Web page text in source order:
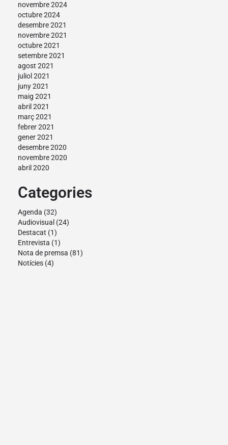
novembre 2024
octubre 2024
desembre 2021
novembre 2021
octubre 2021
setembre 2021
agost 2021
juliol 2021
juny 2021
maig 2021
abril 2021
març 2021
febrer 2021
gener 2021
desembre 2020
novembre 2020
abril 2020
Categories
Agenda (32)
Audiovisual (24)
Destacat (1)
Entrevista (1)
Nota de premsa (81)
Notícies (4)